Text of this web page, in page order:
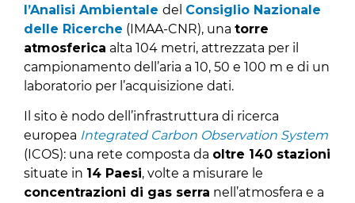
l’Analisi Ambientale del Consiglio Nazionale
delle Ricerche (IMAA-CNR), una torre
atmosferica alta 104 metri, attrezzata per il
campionamento dell’aria a 10, 50 e 100 m e di un
laboratorio per l’acquisizione dati.
Il sito è nodo dell’infrastruttura di ricerca
europea Integrated Carbon Observation System
(ICOS): una rete composta da oltre 140 stazioni
situate in 14 Paesi, volte a misurare le
concentrazioni di gas serra nell’atmosfera e a